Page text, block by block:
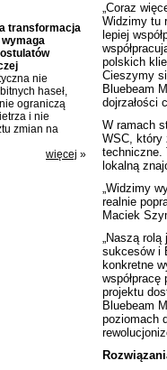
„Coraz
Widzimy tu
lepiej
polskich
Cieszymy
Bluebeam
dojrzałości
W ramach
WSC, który
techniczne.
lokalną
„Widzimy
realnie
Maciek
„Naszą
sukcesów i
konkretne
projektu
Bluebeam
poziomach
transformacja
nie
haseł,
ograniczą
i nie
zmian na
więcej »